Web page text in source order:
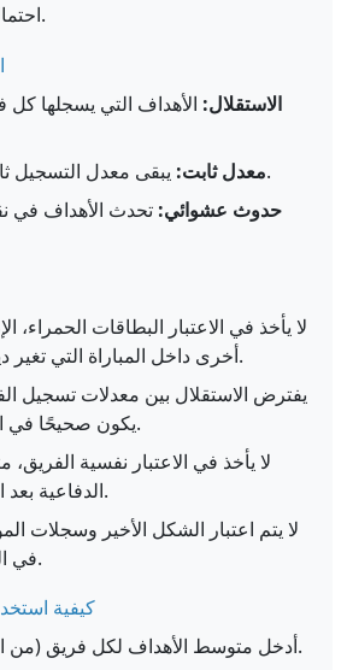
احتمال حدوث نتائج معينة.
الاستقلال: الأهداف التي يسجلها
معدل ثابت:يبقى معدل التسجيل ثابتًا طوال المباراة.
حدوث عشوائي: تحدث الأهداف في
لا يأخذ في الاعتبار البطاقات الحمراء،
أخرى داخل المباراة التي تغير ديناميكيات الفريق.
يفترض الاستقلال بين معدلات تسجيل
يكون صحيحًا في الممارسة العملية.
لا يأخذ في الاعتبار نفسية الفريق،
الدفاعية بعد التقدم في النتيجة.
لا يتم اعتبار الشكل الأخير وسجلات
في الحساب الأساسي.
كيفية
أدخل متوسط الأهداف لكل فريق (من البيانات التاريخية).